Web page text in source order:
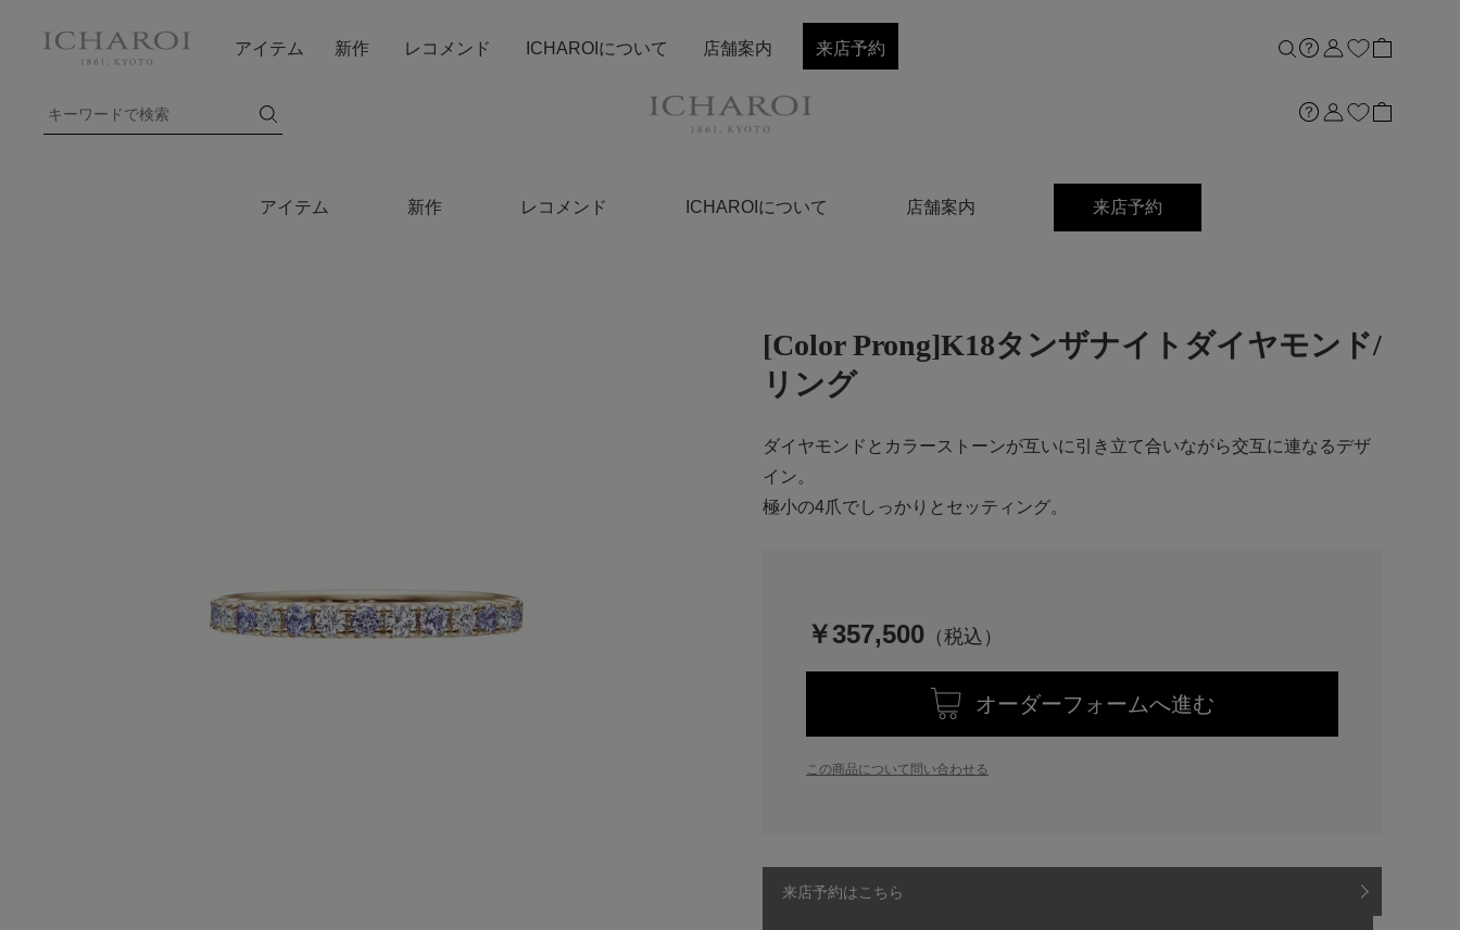
アイテム 新作 レコメンド ICHAROIについて 店舗案内 来店予約
アイテム 新作 レコメンド ICHAROIについて 店舗案内 来店予約
[Color Prong]K18タンザナイトダイヤモンド/
リング
ダイヤモンドとカラーストーンが互いに引き立て合いながら交互に連なるデザ
イン。
極小の4爪でしっかりとセッティング。
￥357,500
オーダーフォームへ進む
この商品について問い合わせる
来店予約はこちら